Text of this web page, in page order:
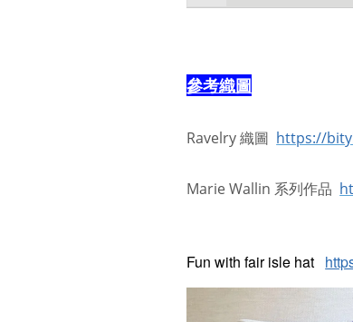
參考織圖
Ravelry 織圖 https://
Marie Wallin 系列作品
Fun with fair isle hat